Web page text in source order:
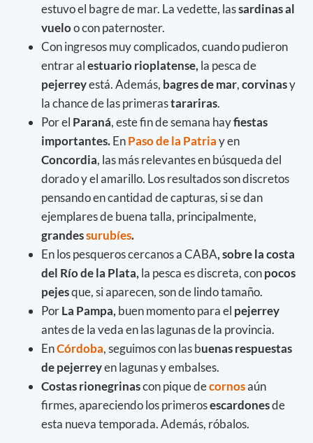
estuvo el bagre de mar. La vedette, lassardinas al
vueloo con paternoster.
Con ingresos muy complicados, cuando pudieron
entrar alestuario rioplatense, la pesca de
pejerreyestá. Además, bagres de mar,corvinasy
la chance de las primerastarariras.
Por el Paraná, este fin de semana hayfiestas
importantes.EnPaso de la Patriay en
Concordia, las más relevantes en búsqueda del
dorado y el amarillo. Los resultados son discretos
pensando en cantidad de capturas, si se dan
ejemplares de buena talla, principalmente,
grandessurubíes.
En los pesqueros cercanos a CABA, sobre la costa
del Río de la Plata, la pesca es discreta, conpocos
pejesque, si aparecen, son de lindo tamaño.
PorLa Pampa, buen momento para el pejerrey
antes de la veda en las lagunas de la provincia.
EnCórdoba, seguimos con las buenas respuestas
de pejerreyen lagunas y embalses.
Costas rionegrinascon pique decornosaún
firmes, apareciendo los primerosescardonesde
esta nueva temporada. Además, róbalos.